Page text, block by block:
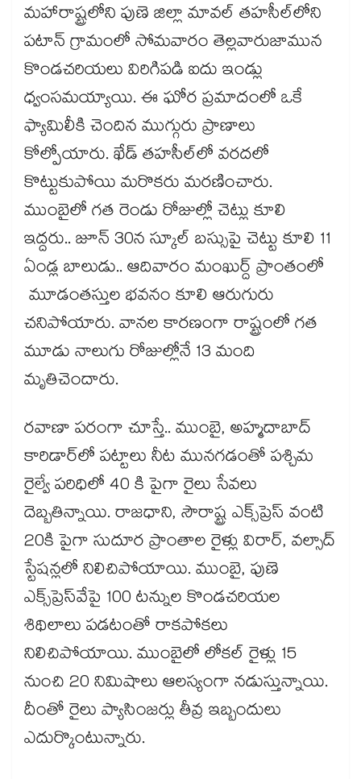
మహారాష్ట్రలోని పుణె జిల్లా మావల్ తహసీల్‌‌లోని
పటాన్ గ్రామంలో సోమవారం తెల్లవారుజామున
కొండచరియలు విరిగిపడి ఐదు ఇండ్లు
ధ్వంసమయ్యాయి. ఈ ఘోర ప్రమాదంలో ఒకే
ఫ్యామిలీకి చెందిన ముగ్గురు ప్రాణాలు
కోల్పోయారు. ఖేడ్ తహసీల్‌‌లో వరదలో
కొట్టుకుపోయి మరొకరు మరణించారు.
ముంబైలో గత రెండు రోజుల్లో చెట్లు కూలి
ఇద్దరు.. జూన్ 30న స్కూల్ బస్సుపై చెట్టు కూలి 11
ఏండ్ల బాలుడు.. ఆదివారం మంఖుర్ద్ ప్రాంతంలో
మూడంతస్తుల భవనం కూలి ఆరుగురు
చనిపోయారు. వానల కారణంగా రాష్ట్రంలో గత
మూడు నాలుగు రోజుల్లోనే 13 మంది
మృతిచెందారు.
రవాణా పరంగా చూస్తే.. ముంబై, అహ్మదాబాద్
కారిడార్‌‌లో పట్టాలు నీట మునగడంతో పశ్చిమ
రైల్వే పరిధిలో 40 కి పైగా రైలు సేవలు
దెబ్బతిన్నాయి. రాజధాని, సౌరాష్ట్ర ఎక్స్‌‌ప్రెస్ వంటి
20కి పైగా సుదూర ప్రాంతాల రైళ్లు విరార్, వల్సాద్
స్టేషన్లలో నిలిచిపోయాయి. ముంబై, పుణె
ఎక్స్‌‌ప్రెస్‌‌వేపై 100 టన్నుల కొండచరియల
శిథిలాలు పడటంతో రాకపోకలు
నిలిచిపోయాయి. ముంబైలో లోకల్ రైళ్లు 15
నుంచి 20 నిమిషాలు ఆలస్యంగా నడుస్తున్నాయి.
దీంతో రైలు ప్యాసింజర్లు తీవ్ర ఇబ్బందులు
ఎదుర్కొంటున్నారు.